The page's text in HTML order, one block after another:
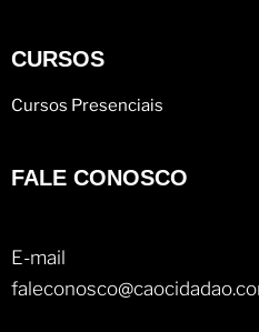
CURSOS
Cursos Presenciais
FALE CONOSCO
E-mail